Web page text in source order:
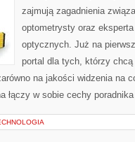
zajmują zagadnienia
optometrysty oraz
optycznych. Już na
portal dla tych, którzy
na jakości widzenia na
łączy w sobie cechy